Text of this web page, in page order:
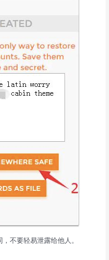
不要轻易泄露给他人。